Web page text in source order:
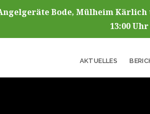
Bode, Mülheim
13:00
AKTUELLES